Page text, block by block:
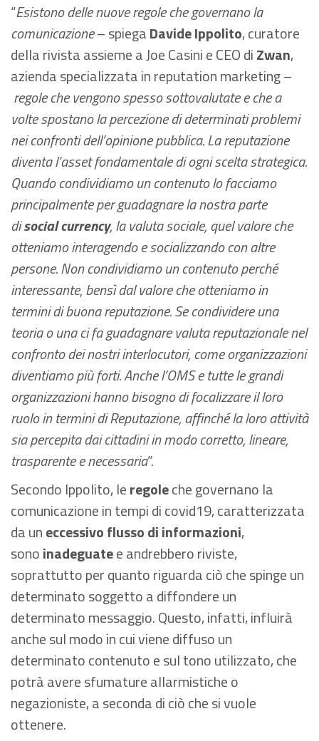
“Esistono delle nuove regole che governano la
comunicazione– spiegaDavide Ippolito, curatore
della rivista assieme a Joe Casini e CEO diZwan,
azienda specializzata in reputation marketing –
regole che vengono spesso sottovalutate e che a
volte spostano la percezione di determinati problemi
nei confronti dell’opinione pubblica. La reputazione
diventa l’asset fondamentale di ogni scelta strategica.
Quando condividiamo un contenuto lo facciamo
principalmente per guadagnare la nostra parte
disocial currency, la valuta sociale, quel valore che
otteniamo interagendo e socializzando con altre
persone. Non condividiamo un contenuto perché
interessante, bensì dal valore che otteniamo in
termini di buona reputazione. Se condividere una
teoria o una ci fa guadagnare valuta reputazionale nel
confronto dei nostri interlocutori, come organizzazioni
diventiamo più forti. Anche l’OMS e tutte le grandi
organizzazioni hanno bisogno di focalizzare il loro
ruolo in termini di Reputazione, affinché la loro attività
sia percepita dai cittadini in modo corretto, lineare,
trasparente e necessaria”.
Secondo Ippolito, leregoleche governano la
comunicazione in tempi di covid19, caratterizzata
da uneccessivo flusso di informazioni,
sonoinadeguatee andrebbero riviste,
soprattutto per quanto riguarda ciò che spinge un
determinato soggetto a diffondere un
determinato messaggio. Questo, infatti, influirà
anche sul modo in cui viene diffuso un
determinato contenuto e sul tono utilizzato, che
potrà avere sfumature allarmistiche o
negazioniste, a seconda di ciò che si vuole
ottenere.